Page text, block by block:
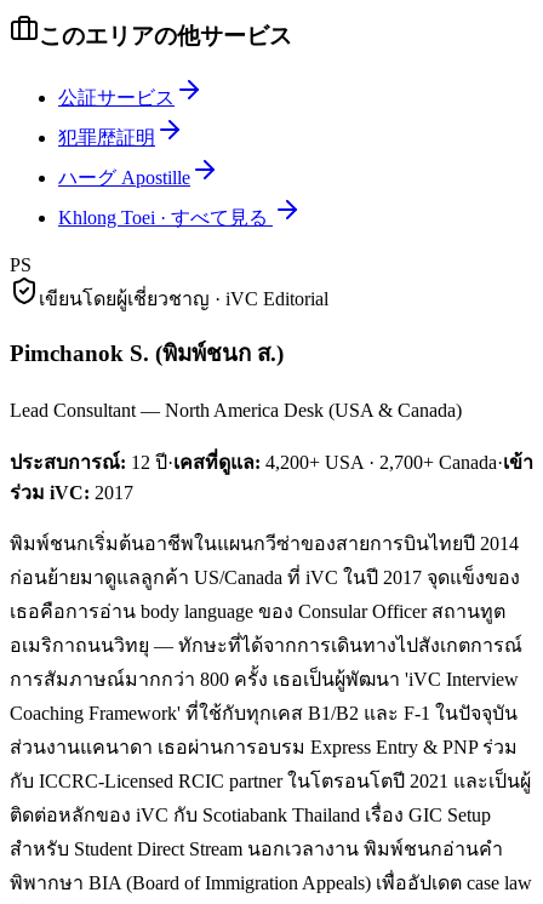
このエリアの他サービス
公証サービス
犯罪歴証明
ハーグ Apostille
Khlong Toei · すべて見る
PS
เขียนโดยผู้เชี่ยวชาญ · iVC Editorial
Pimchanok S. (พิมพ์ชนก ส.)
Lead Consultant — North America Desk (USA & Canada)
ประสบการณ์: 12 ปี·เคสที่ดูแล: 4,200+ USA · 2,700+ Canada·เข้า
ร่วม iVC: 2017
พิมพ์ชนกเริ่มต้นอาชีพในแผนกวีซ่าของสายการบินไทยปี 2014
ก่อนย้ายมาดูแลลูกค้า US/Canada ที่ iVC ในปี 2017 จุดแข็งของ
เธอคือการอ่าน body language ของ Consular Officer สถานทูต
อเมริกาถนนวิทยุ — ทักษะที่ได้จากการเดินทางไปสังเกตการณ์
การสัมภาษณ์มากกว่า 800 ครั้ง เธอเป็นผู้พัฒนา 'iVC Interview
Coaching Framework' ที่ใช้กับทุกเคส B1/B2 และ F-1 ในปัจจุบัน
ส่วนงานแคนาดา เธอผ่านการอบรม Express Entry & PNP ร่วม
กับ ICCRC-Licensed RCIC partner ในโตรอนโตปี 2021 และเป็นผู้
ติดต่อหลักของ iVC กับ Scotiabank Thailand เรื่อง GIC Setup
สำหรับ Student Direct Stream นอกเวลางาน พิมพ์ชนกอ่านคำ
พิพากษา BIA (Board of Immigration Appeals) เพื่ออัปเดต case law